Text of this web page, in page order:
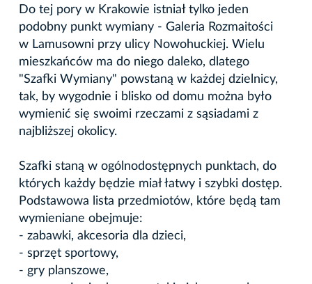
Do tej pory w Krakowie istniał tylko jeden
podobny punkt wymiany - Galeria Rozmaitości
w Lamusowni przy ulicy Nowohuckiej. Wielu
mieszkańców ma do niego daleko, dlatego
"Szafki Wymiany" powstaną w każdej dzielnicy,
tak, by wygodnie i blisko od domu można było
wymienić się swoimi rzeczami z sąsiadami z
najbliższej okolicy.
Szafki staną w ogólnodostępnych punktach, do
których każdy będzie miał łatwy i szybki dostęp.
Podstawowa lista przedmiotów, które będą tam
wymieniane obejmuje:
- zabawki, akcesoria dla dzieci,
- sprzęt sportowy,
- gry planszowe,